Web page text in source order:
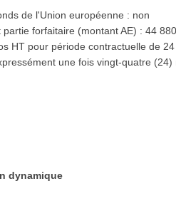
de l'Union européenne : non
forfaitaire (montant AE) : 44
HT pour période contractuelle de
une fois vingt-quatre
dynamique